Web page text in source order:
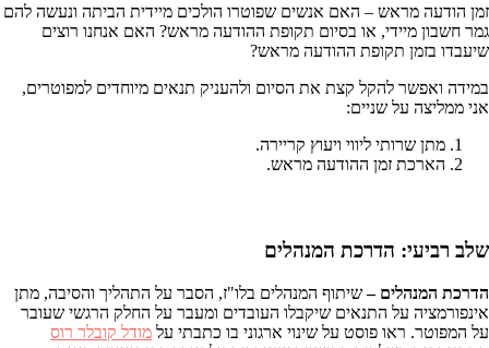
זמן הודעה מראש – האם אנשים שפוטרו הולכים מיידית הביתה ונעשה להם
גמר חשבון מיידי, או בסיום תקופת ההודעה מראש? האם אנחנו רוצים
שיעבדו בזמן תקופת ההודעה מראש?
במידה ואפשר להקל קצת את הסיום ולהעניק תנאים מיוחדים למפוטרים,
אני ממליצה על שניים:
מתן שרותי ליווי ויעוץ קריירה.
הארכת זמן ההודעה מראש.
שלב רביעי: הדרכת המנהלים
הדרכת המנהלים –שיתוף המנהלים בלו"ז, הסבר על התהליך והסיבה, מתן
אינפורמציה על התנאים שיקבלו העובדים ומעבר על החלק הרגשי שעובר
על המפוטר. ראו פוסט על שינוי ארגוני בו כתבתי על מודל קובלר רוס